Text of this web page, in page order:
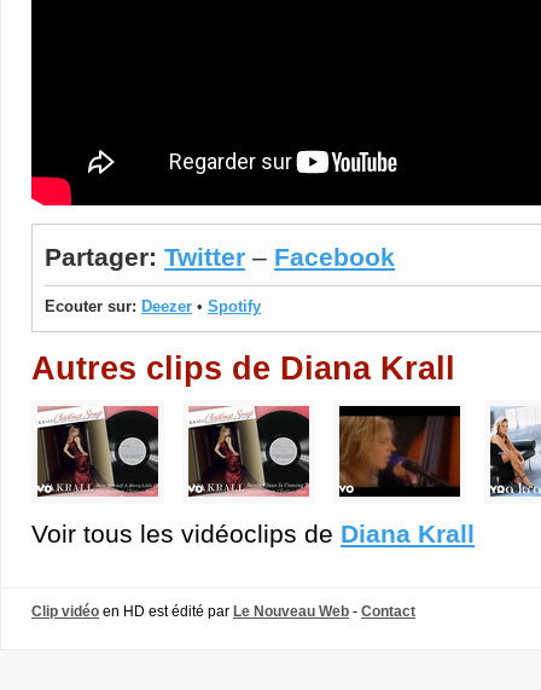
Partager: Twitter – Facebook
Ecouter sur: Deezer • Spotify
Autres clips de Diana Krall
Voir tous les vidéoclips de Diana Krall
Clip vidéo en HD est édité par Le Nouveau Web - Contact